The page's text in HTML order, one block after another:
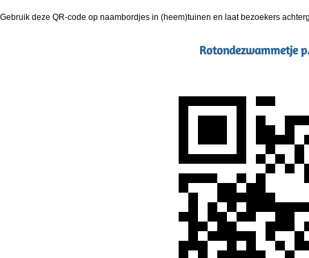
Gebruik deze QR-code op naambordjes in (heem)tuinen en laat bezoekers
Rotondezwammetje